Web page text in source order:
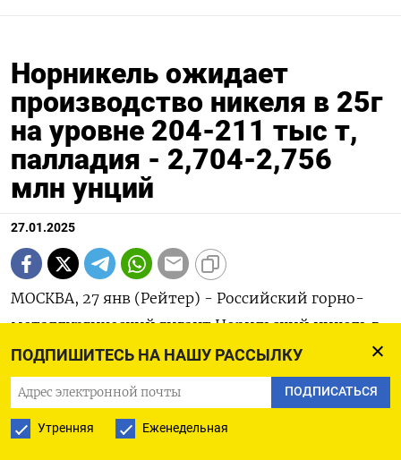
ПОДПИШИТЕСЬ НА НАШУ РАССЫЛКУ
ПОДПИСАТЬСЯ
Утренняя Еженедельная
Норникель ожидает
производство никеля в 25г
на уровне 204-211 тыс т,
палладия - 2,704-2,756
млн унций
27.01.2025
МОСКВА, 27 янв (Рейтер) - Российский горно-
металлургический гигант Норильский никель в
прошлом году превысил свой производственный
прогноз по всем металлам, но ожидает
незначительного снижения выпуска палладия в
текущем году.